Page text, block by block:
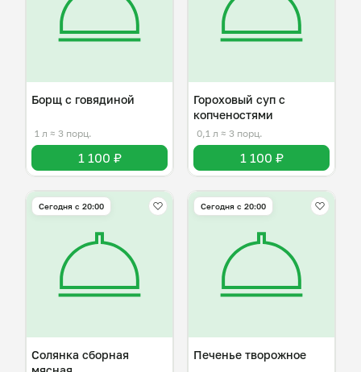
Борщ с говядиной
1 л ≈ 3 порц.
1 100 ₽
Гороховый суп с
копченостями
0,1 л ≈ 3 порц.
1 100 ₽
Сегодня с 20:00
Солянка сборная
Сегодня с 20:00
Печенье творожное